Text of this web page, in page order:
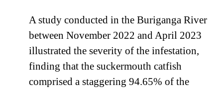
A study conducted in the Buriganga River
between November 2022 and April 2023
illustrated the severity of the infestation,
finding that the suckermouth catfish
comprised a staggering 94.65% of the